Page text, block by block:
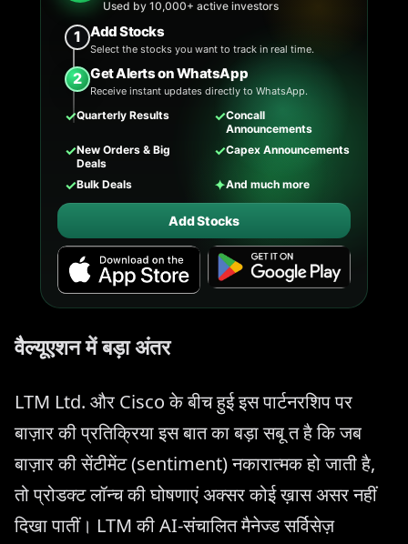
Used by 10,000+ active investors
1 Add Stocks
Select the stocks you want to track in real time.
2 Get Alerts on WhatsApp
Receive instant updates directly to WhatsApp.
✓Quarterly Results ✓Concall
Announcements
✓New Orders & Big
Deals
✓Capex Announcements
✓Bulk Deals ✦And much more
Add Stocks
वैल्यूएशन में बड़ा अंतर
LTM Ltd. और Cisco के बीच हुई इस पार्टनरशिप पर
बाज़ार की प्रतिक्रिया इस बात का बड़ा सबू त है कि जब
बाज़ार की सेंटीमेंट (sentiment) नकारात्मक हो जाती है,
तो प्रोडक्ट लॉन्च की घोषणाएं अक्सर कोई ख़ास असर नहीं
दिखा पातीं। LTM की AI-संचालित मैनेज्ड सर्विसेज़